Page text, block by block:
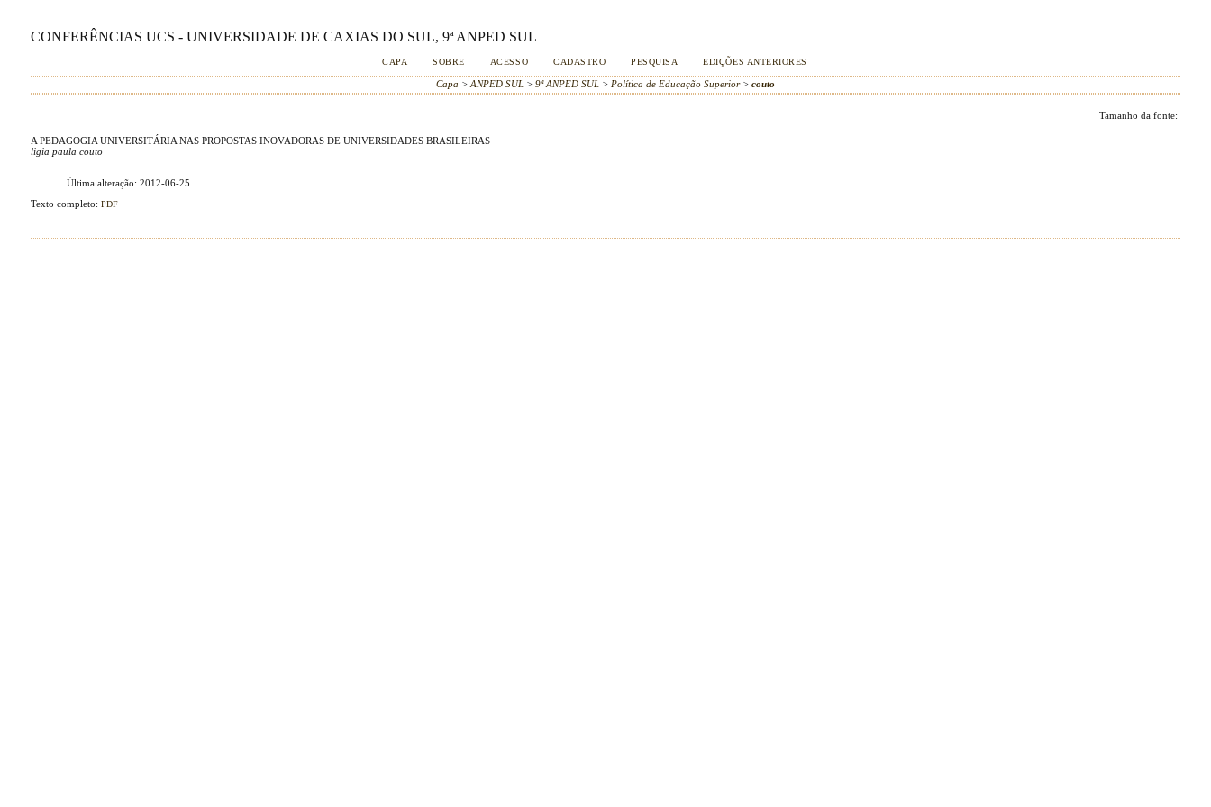
CONFERÊNCIAS UCS - UNIVERSIDADE DE CAXIAS DO SUL, 9ª ANPED SUL
CAPA SOBRE ACESSO CADASTRO PESQUISA EDIÇÕES ANTERIORES
Capa > ANPED SUL> 9ª ANPED SUL> Política de Educação Superior> couto
Tamanho da fonte:
A PEDAGOGIA UNIVERSITÁRIA NAS PROPOSTAS INOVADORAS DE UNIVERSIDADES BRASILEIRAS
ligia paula couto
Última alteração: 2012-06-25
Texto completo: PDF